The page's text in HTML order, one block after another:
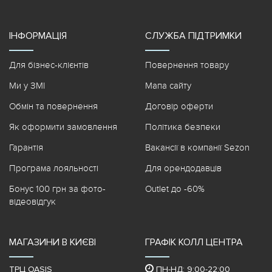
ІНФОРМАЦІЯ
Для бізнес-клієнтів
Ми у ЗМІ
Обмін та повернення
Як оформити замовлення
Гарантія
Програма лояльності
Бонус 100 грн за фото-
відеовідгук
СЛУЖБА ПІДТРИМКИ
Повернення товару
Мапа сайту
Договір оферти
Політика безпеки
Вакансії в компанії Sezon
Для орендодавців
Outlet до -60%
МАГАЗИНИ В КИЄВІ
ТРЦ OASIS
ГРАФІК КОЛЛ ЦЕНТРА
ПН-НД: 9:00-22:00